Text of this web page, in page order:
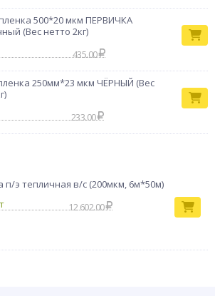
500*20 мкм ПЕРВИЧКА
(Вес нетто 2кг)
435.00
250мм*23 мкм ЧЁРНЫЙ (Вес
233.00
п/э тепличная в/с (200мкм, 6м*50м)
12 602.00